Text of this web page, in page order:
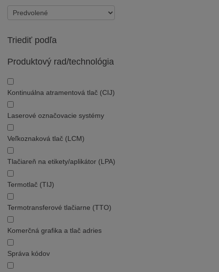
Triediť podľa
Produktový rad/technológia
Kontinuálna atramentová tlač (CIJ)
Laserové označovacie systémy
Veľkoznaková tlač (LCM)
Tlačiareň na etikety/aplikátor (LPA)
Termotlač (TIJ)
Termotransferové tlačiarne (TTO)
Komerčná grafika a tlač adries
Správa kódov